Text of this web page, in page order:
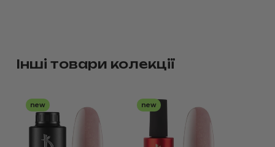
Інші товари колекції
new new